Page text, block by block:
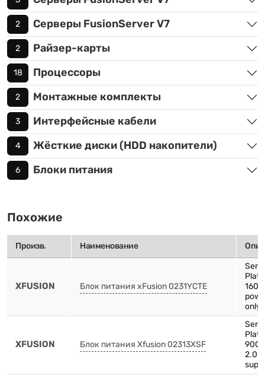
2 Серверы FusionServer V7
2 Райзер-карты
18 Процессоры
2 Монтажные комплекты
3 Интерфейсные кабели
4 Жёсткие диски (HDD накопители)
6 Блоки питания
Похожие
Произв. Наименование
XFUSION Блок питания xFusion 0231YCTE
only
XFUSION Блок питания Xfusion 02313XSF
2.0